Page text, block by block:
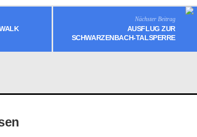
Nächster Beitrag
AUSFLUG ZUR
SCHWARZENBACH-TALSPERRE